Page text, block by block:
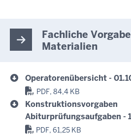
Fachliche
Materialien
Operatorenübersicht -
PDF, 84,4 KB
Konstruktionsvorgaben
Abiturprüfungsaufgaben -
PDF, 61,25 KB